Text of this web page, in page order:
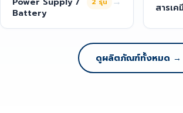
Battery
สารเ
ดูผลิตภัณฑ์ทั้งหมด →